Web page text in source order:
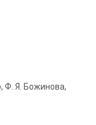
Ф. Я. Божинова,